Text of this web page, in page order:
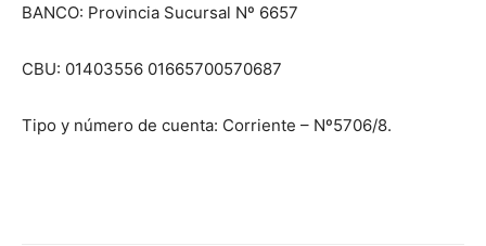
BANCO: Provincia Sucursal Nº 6657
CBU: 01403556 01665700570687
Tipo y número de cuenta: Corriente – Nº5706/8.